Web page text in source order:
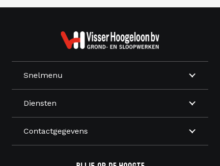
Snelmenu
Diensten
Contactgegevens